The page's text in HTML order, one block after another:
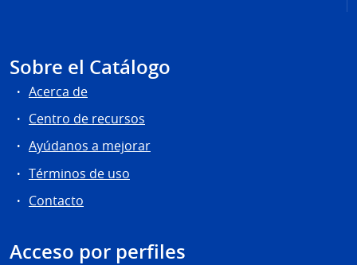
Sobre el Catálogo
Acerca de
Centro de recursos
Ayúdanos a mejorar
Términos de uso
Contacto
Acceso por perfiles